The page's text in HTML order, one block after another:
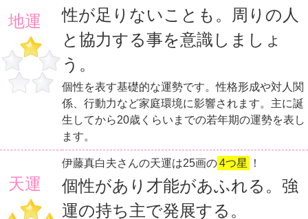
地運
性が足りないことも。周りの人
と協力する事を意識しましょ
う。
個性を表す基礎的な運勢です。性格形成や対人関
係、行動力など家庭環境に影響されます。主に誕
生してから20歳くらいまでの若年期の運勢を表し
ます。
天運
伊藤真白夫さんの天運は25画の4つ星 ！
個性があり才能があふれる。強
運の持ち主で発展する。